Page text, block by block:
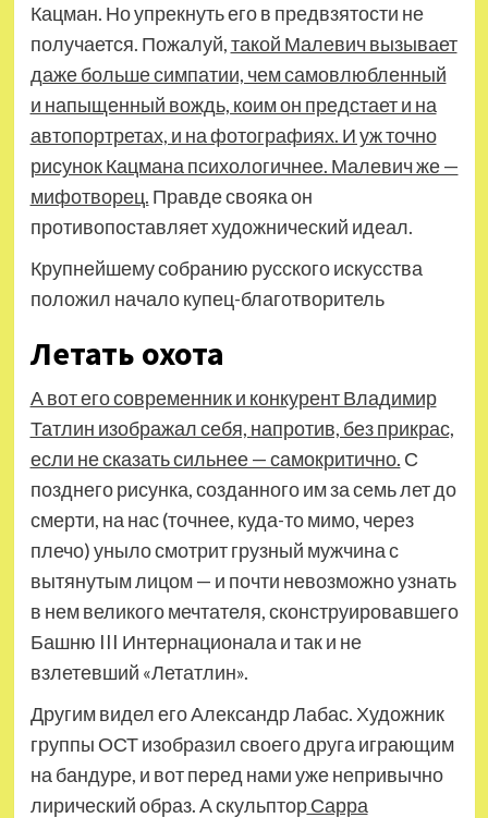
Кацман. Но упрекнуть его в предвзятости не
получается. Пожалуй,такой Малевич вызывает
даже больше симпатии, чем самовлюбленный
и напыщенный вождь, коим он предстает и на
автопортретах, и на фотографиях. И уж точно
рисунок Кацмана психологичнее. Малевич же —
мифотворец. Правде свояка он
противопоставляет художнический идеал.
Крупнейшему собранию русского искусства
положил начало купец-благотворитель
Летать охота
А вот его современник и конкурент Владимир
Татлин изображал себя, напротив, без прикрас,
если не сказать сильнее — самокритично. С
позднего рисунка, созданного им за семь лет до
смерти, на нас (точнее, куда-то мимо, через
плечо) уныло смотрит грузный мужчина с
вытянутым лицом — и почти невозможно узнать
в нем великого мечтателя, сконструировавшего
Башню III Интернационала и так и не
взлетевший «Летатлин».
Другим видел его Александр Лабас. Художник
группы ОСТ изобразил своего друга играющим
на бандуре, и вот перед нами уже непривычно
лирический образ. А скульпторСарра